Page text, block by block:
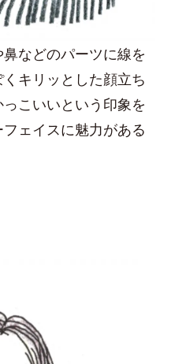
などのパーツに線を
キリッとした顔立ち
こいいという印象を
ェイスに魅力がある